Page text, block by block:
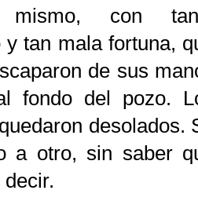
con
y tan mala fortuna,
de sus
fondo del pozo.
desolados.
a otro, sin saber